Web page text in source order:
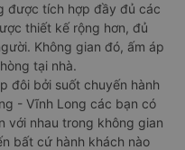
được tích hợp đầy đủ các
thiết kế rộng hơn, đủ
Không gian đó, ấm áp
tại nhà.
đôi bởi suốt chuyến hành
- Vĩnh Long các bạn có
với nhau trong không gian
bất cứ hành khách nào